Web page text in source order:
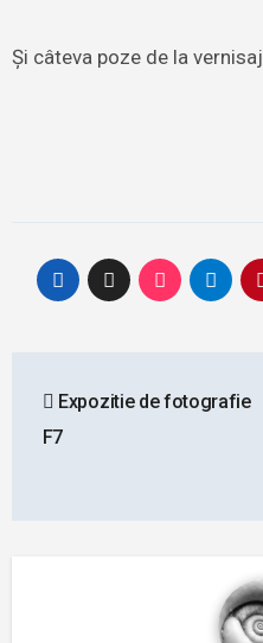
Și câteva poze de la vernisaj
navigation
Expozitie de fotografie
F7